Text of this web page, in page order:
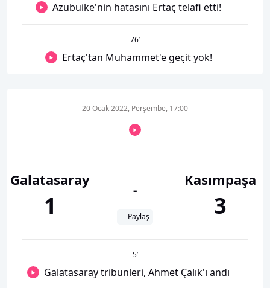
Azubuike'nin hatasını Ertaç telafi etti!
76’
Ertaç'tan Muhammet'e geçit yok!
Galatasaray
1
20 Ocak 2022, Perşembe, 17:00
-
Paylaş
Kasımpaşa
3
5’
Galatasaray tribünleri, Ahmet Çalık'ı andı